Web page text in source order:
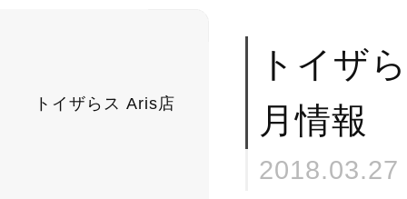
トイザらス Aris店
トイザ
月情報